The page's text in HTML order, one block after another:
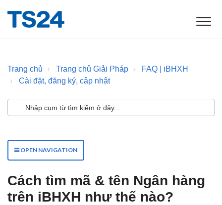
Trang chủ Trang chủ Giải Pháp
FAQ | iBHXH
Cài đặt, đăng ký, cập nhật
OPEN NAVIGATION
Cách tìm mã & tên Ngân hàng
trên iBHXH như thế nào?